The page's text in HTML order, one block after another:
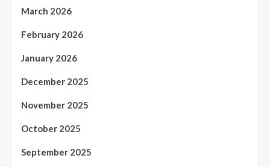
March 2026
February 2026
January 2026
December 2025
November 2025
October 2025
September 2025